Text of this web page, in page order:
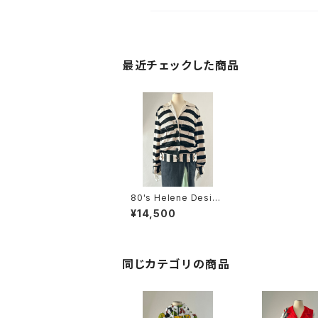
最近チェックした商品
80's Helene Design
er Sportswear strip
e jacket
¥14,500
同じカテゴリの商品